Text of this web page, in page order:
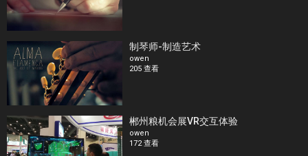
制琴师-制造艺术
owen
205 查看
郴州粮机会展VR交互体验
owen
172 查看